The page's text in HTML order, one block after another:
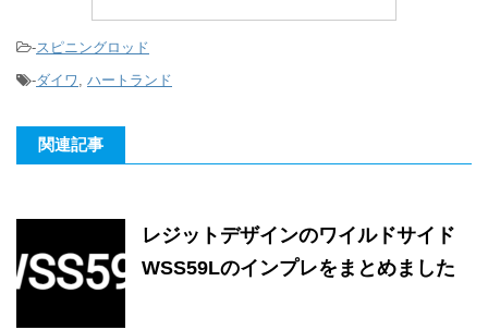
-スピニングロッド
-ダイワ ハートランド
関連記事
レジットデザインのワイルドサイド
WSS59Lのインプレをまとめました